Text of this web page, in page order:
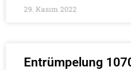
29. Kasım 2022
Entrümpelung